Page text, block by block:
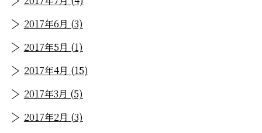
2017年6月 (3)
2017年5月 (1)
2017年4月 (15)
2017年3月 (5)
2017年2月 (3)